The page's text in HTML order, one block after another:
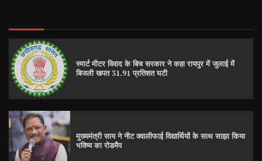
स्मार्ट मीटर विवाद के बिच सरकार ने कहा रायपुर में जुलाई में
बिजली खपत 31.91 प्रतिशत घटी
मुख्यमंत्री साय ने नीट क्वालीफाई विद्यार्थियों के साथ साझा किया
भविष्य का रोडमैप